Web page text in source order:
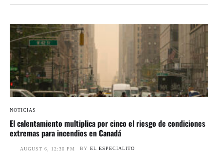
NOTICIAS
El calentamiento multiplica por cinco el riesgo de condiciones
extremas para incendios en Canadá
AUGUST 6, 12:30 PM BY EL ESPECIALITO